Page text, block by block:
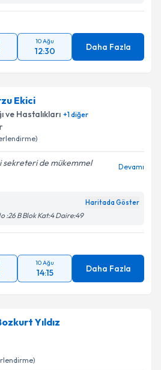
10 Ağu
12:30 Daha Fazla
Ekici
ve Hastalıkları +1diğer
sekreteri de mükemmel
Devamı
Haritada Göster
:26 B Blok Kat:4 Daire:49
10 Ağu
14:15 Daha Fazla
Yıldız